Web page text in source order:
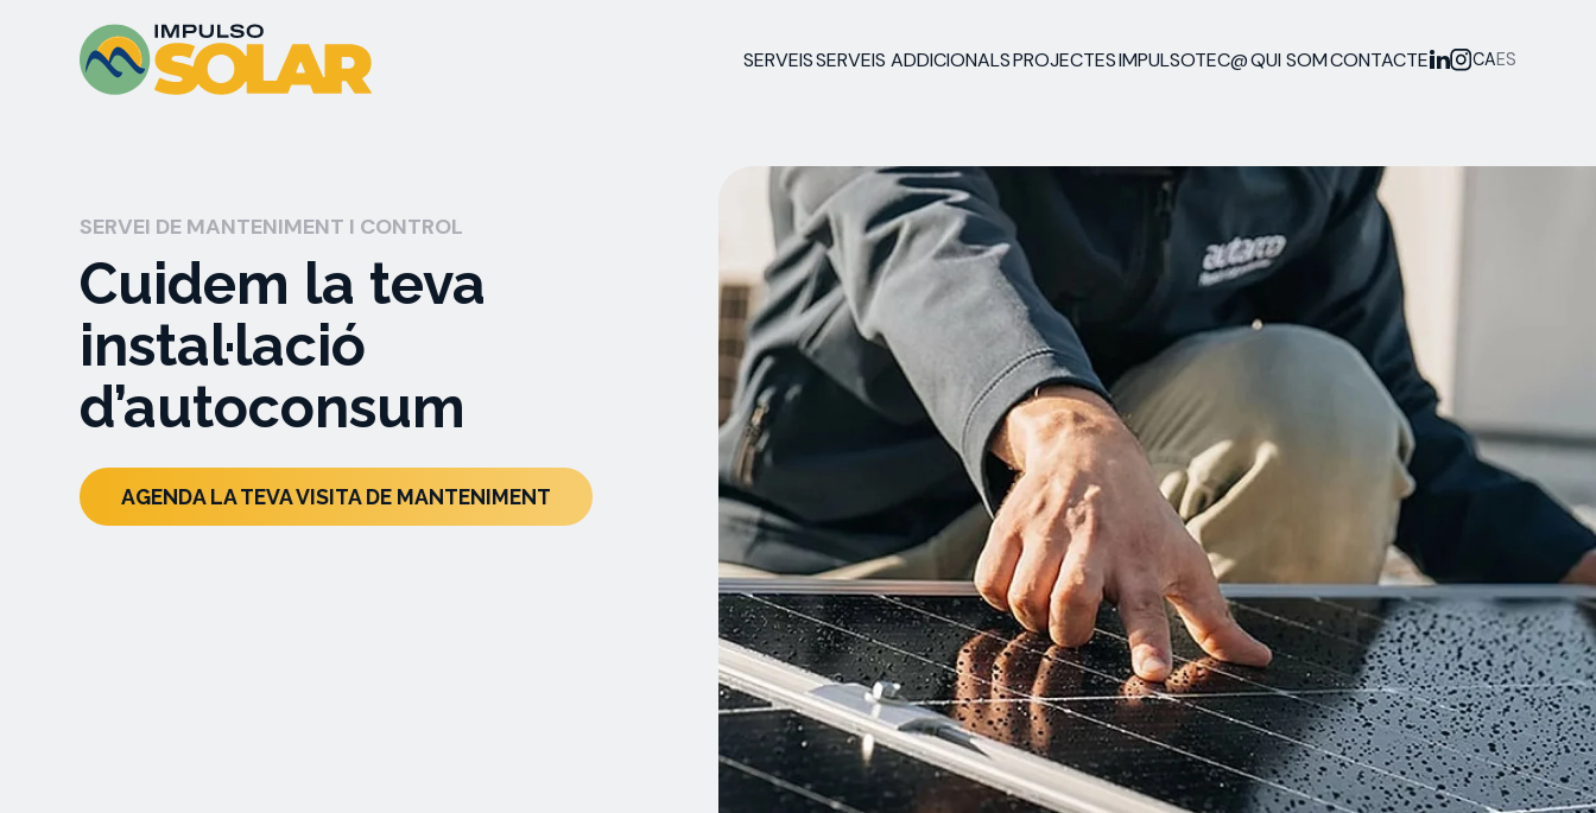
SERVEISSERVEIS ADDICIONALSPROJECTESIMPULSOTEC@QUI SOMCONTACTE CAES
SERVEI DE MANTENIMENT I CONTROL
Cuidem la teva
instal·lació
d’autoconsum
AGENDA LA TEVA VISITA DE MANTENIMENT